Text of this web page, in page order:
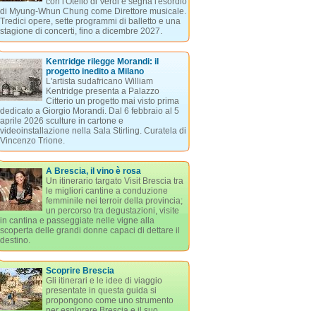
di Myung-Whun Chung come Direttore musicale.
Tredici opere, sette programmi di balletto e una
stagione di concerti, fino a dicembre 2027.
Kentridge rilegge Morandi: il
progetto inedito a Milano
L'artista sudafricano William
Kentridge presenta a Palazzo
Citterio un progetto mai visto prima
dedicato a Giorgio Morandi. Dal 6 febbraio al 5
aprile 2026 sculture in cartone e
videoinstallazione nella Sala Stirling. Curatela di
Vincenzo Trione.
A Brescia, il vino è rosa
Un itinerario targato Visit Brescia tra
le migliori cantine a conduzione
femminile nei terroir della provincia;
un percorso tra degustazioni, visite
in cantina e passeggiate nelle vigne alla
scoperta delle grandi donne capaci di dettare il
destino.
Scoprire Brescia
Gli itinerari e le idee di viaggio
presentate in questa guida si
propongono come uno strumento